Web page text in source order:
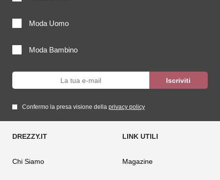
Moda Uomo
Moda Bambino
Confermo la presa visione della privacy policy
Chi Siamo Magazine